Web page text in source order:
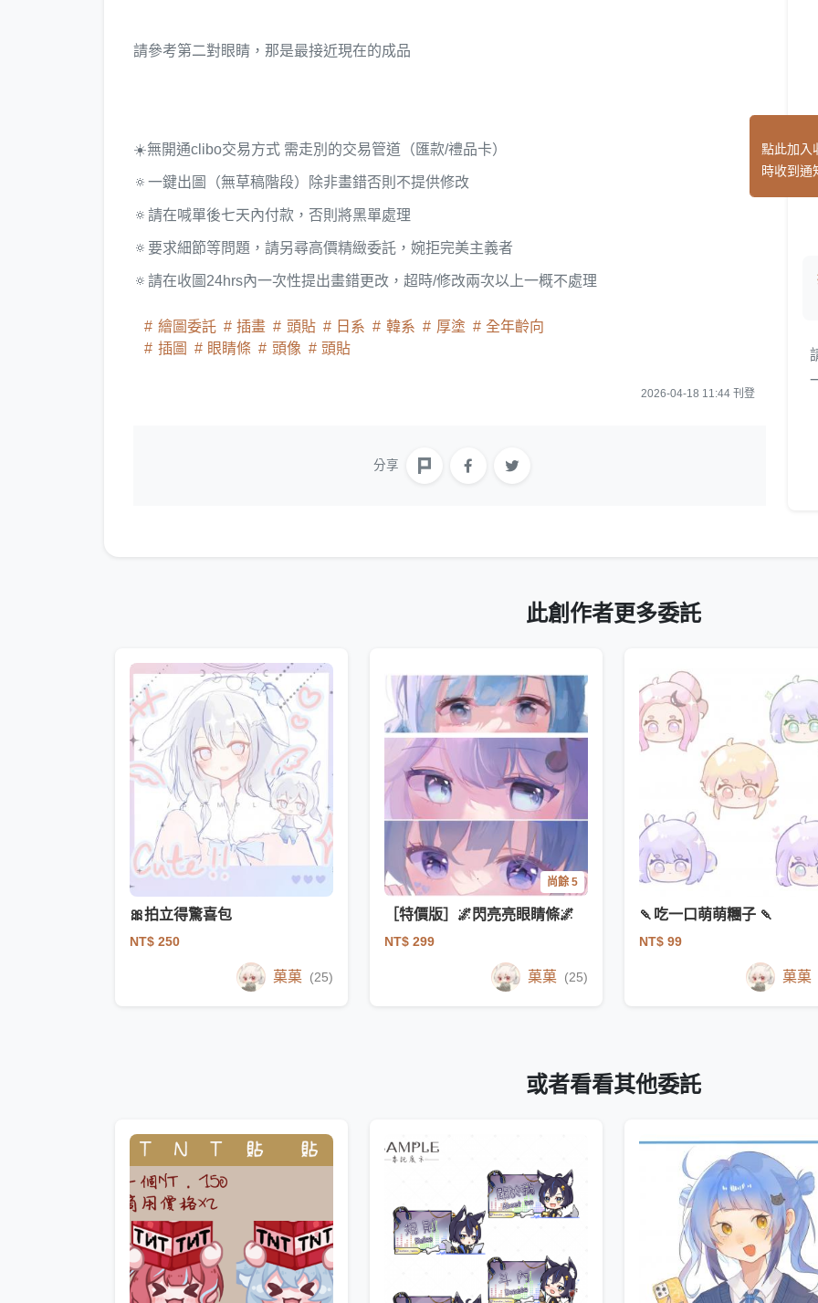
請參考第二對眼睛，那是最接近現在的成品
☀️無開通clibo交易方式 需走別的交易管道（匯款/禮品卡）
🔅一鍵出圖（無草稿階段）除非畫錯否則不提供修改
🔅請在喊單後七天內付款，否則將黑單處理
🔅要求細節等問題，請另尋高價精緻委託，婉拒完美主義者
🔅請在收圖24hrs內一次性提出畫錯更改，超時/修改兩次以上一概不處理
繪圖委託 插畫 頭貼 日系 韓系 厚塗
全年齡向
插圖
眼睛條 頭像 頭貼
2026-04-18 11:44 刊登
分享
此創作者更多委託
🎀拍立得驚喜包
NT$ 250
菓菓 (25)
尚餘 5
［特價版］🌌閃亮亮眼睛條🌌
NT$ 299
菓菓 (25)
🍡吃一口萌萌糰子 🍡
NT$ 99
菓菓
或者看看其他委託
點此加入
時收到通